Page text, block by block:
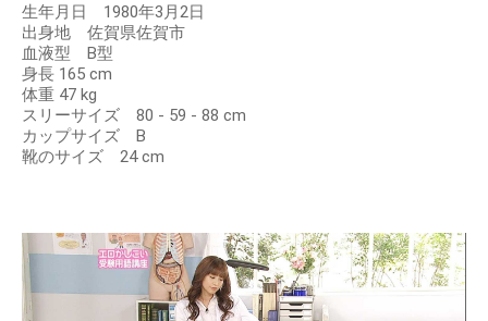
生年月日 1980年3月2日
出身地 佐賀県佐賀市
血液型 B型
身長 165 cm
体重 47 kg
スリーサイズ 80 - 59 - 88 cm
カップサイズ B
靴のサイズ 24 cm